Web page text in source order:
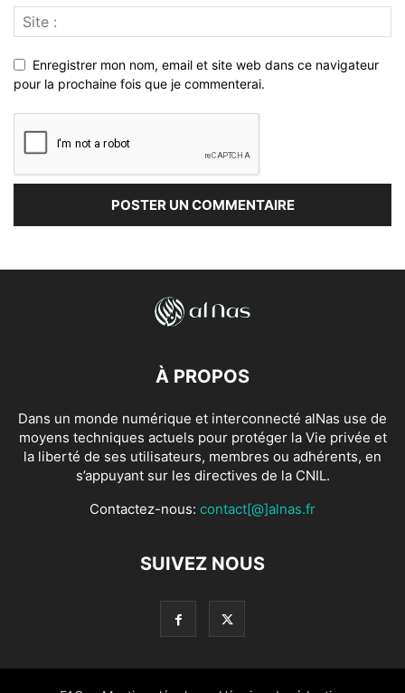
Enregistrer mon nom, email et site web dans ce navigateur
pour la prochaine fois que je commenterai.
À PROPOS
Dans un monde numérique et interconnecté alNas use de
moyens techniques actuels pour protéger la Vie privée et
la liberté de ses utilisateurs, membres ou adhérents, en
s’appuyant sur les directives de la CNIL.
Contactez-nous: contact[@]alnas.fr
SUIVEZ NOUS